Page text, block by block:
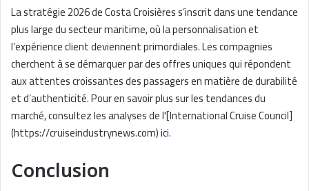
La stratégie 2026 de Costa Croisières s’inscrit dans une tendance
plus large du secteur maritime, où la personnalisation et
l’expérience client deviennent primordiales. Les compagnies
cherchent à se démarquer par des offres uniques qui répondent
aux attentes croissantes des passagers en matière de durabilité
et d’authenticité. Pour en savoir plus sur les tendances du
marché, consultez les analyses de l'[International Cruise Council]
(https://cruiseindustrynews.com)ici.
Conclusion